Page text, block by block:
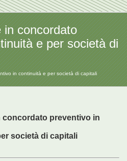
in concordato
e per società di
in continuità e per società di capitali
concordato preventivo in
società di capitali